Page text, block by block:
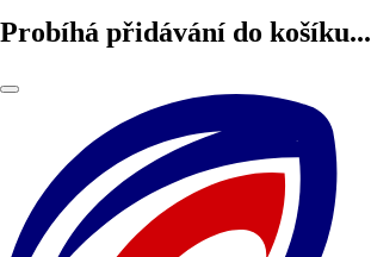
Probíhá přidávání do košíku...